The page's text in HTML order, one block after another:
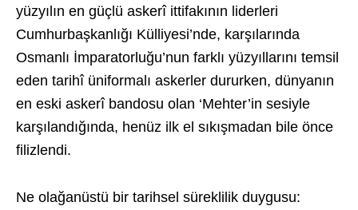
yüzyılın en güçlü askerî ittifakının liderleri
Cumhurbaşkanlığı Külliyesi’nde, karşılarında
Osmanlı İmparatorluğu’nun farklı yüzyıllarını temsil
eden tarihî üniformalı askerler dururken, dünyanın
en eski askerî bandosu olan ‘Mehter’in sesiyle
karşılandığında, henüz ilk el sıkışmadan bile önce
filizlendi.
Ne olağanüstü bir tarihsel süreklilik duygusu: